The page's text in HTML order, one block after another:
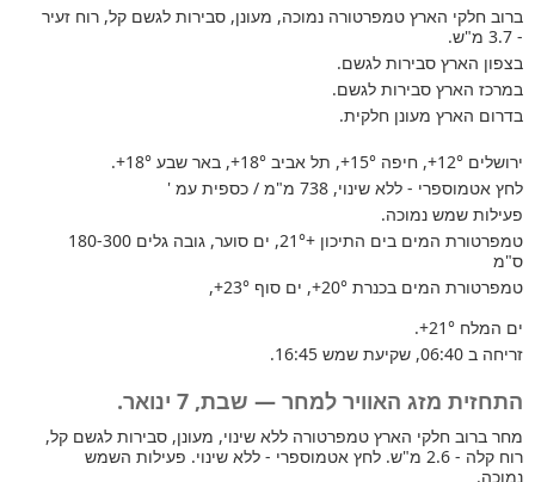
ברוב חלקי הארץ טמפרטורה נמוכה, מעונן, סבירות לגשם קל, רוח זעיר
- 3.7 מ"ש.
בצפון הארץ סבירות לגשם.
במרכז הארץ סבירות לגשם.
בדרום הארץ מעונן חלקית.
ירושלים +12°, חיפה +15°, תל אביב +18°, באר שבע +18°
.
לחץ אטמוספרי - ללא שינוי, 738 מ"מ / כספית עמ '
פעילות שמש נמוכה.
טמפרטורת המים בים התיכון +21°
, ים סוער, גובה גלים 180-300
ס"מ
טמפרטורת המים בכנרת +20°, ים סוף +23°
,
ים המלח +21°
.
זריחה ב 06:40, שקיעת שמש 16:45.
התחזית מזג האוויר למחר — שבת, 7 ינואר.
מחר ברוב חלקי הארץ טמפרטורה ללא שינוי, מעונן, סבירות לגשם קל,
רוח קלה - 2.6 מ"ש. לחץ אטמוספרי - ללא שינוי. פעילות השמש
נמוכה.